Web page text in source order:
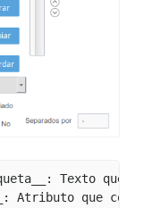
Texto que
Atributo que